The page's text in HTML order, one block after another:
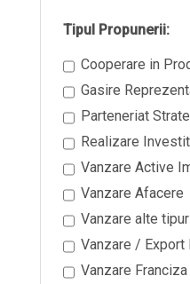
Tipul Propunerii:
Cooperare in
Gasire
Parteneriat
Realizare
Vanzare Active
Vanzare Afacere
Vanzare alte
Vanzare /
Vanzare Franciza